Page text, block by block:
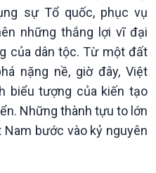
đảo
Tìm hiểu biển, đảo Việt
Nam
sự Tổ quốc, phục vụ
những thắng lợi vĩ đại
của dân tộc. Từ một đất
nặng nề, giờ đây, Việt
biểu tượng của kiến tạo
Những thành tựu to lớn
bước vào kỷ nguyên